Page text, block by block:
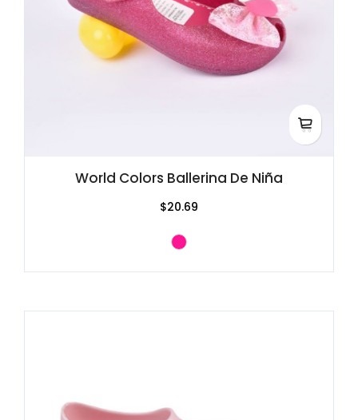
World Colors Ballerina De Niña
$20.69